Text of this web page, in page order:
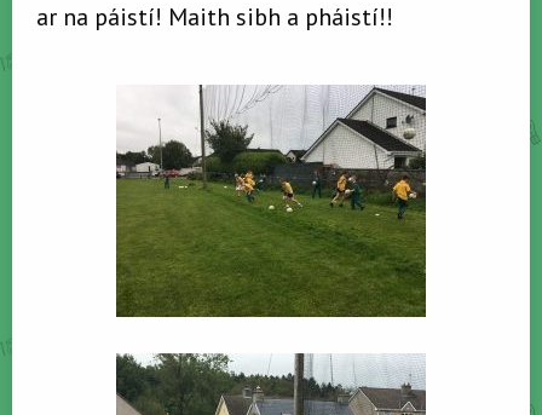
ar na páistí! Maith sibh a pháistí!!